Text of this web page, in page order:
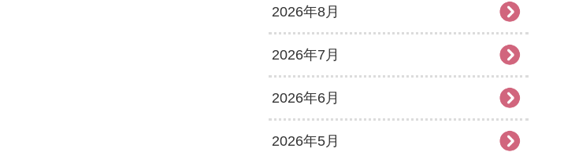
2026年8月
2026年7月
2026年6月
2026年5月